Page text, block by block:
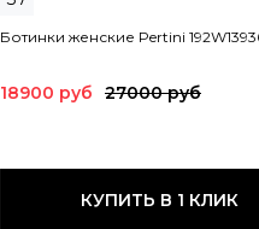
Ботинки женские Pertini
18900 руб 27000 руб
КУПИТЬ В 1 КЛИК